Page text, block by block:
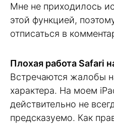
Мне не приходилось
этой функцией,
отписаться в
Плохая работа Safari
Встречаются жалобы
характера. На моем
действительно не
предсказуемо. Как